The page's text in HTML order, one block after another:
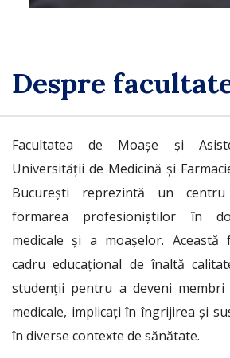
Despre
Facultatea de Moașe și
Universității de Medicină și
București reprezintă un
formarea profesioniștilor în
medicale și a moașelor.
cadru educațional de înaltă
studenții pentru a deveni membri
medicale, implicați în îngrijirea și
în diverse contexte de sănătate.